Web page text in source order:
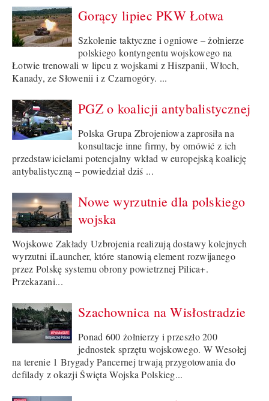
Gorący lipiec PKW Łotwa
Szkolenie taktyczne i ogniowe – żołnierze
polskiego kontyngentu wojskowego na
Łotwie trenowali w lipcu z wojskami z Hiszpanii, Włoch,
Kanady, ze Słowenii i z Czarnogóry. ...
PGZ o koalicji antybalistycznej
Polska Grupa Zbrojeniowa zaprosiła na
konsultacje inne firmy, by omówić z ich
przedstawicielami potencjalny wkład w europejską koalicję
antybalistyczną – powiedział dziś ...
Nowe wyrzutnie dla polskiego
wojska
Wojskowe Zakłady Uzbrojenia realizują dostawy kolejnych
wyrzutni iLauncher, które stanowią element rozwijanego
przez Polskę systemu obrony powietrznej Pilica+.
Przekazani...
Szachownica na Wisłostradzie
Ponad 600 żołnierzy i przeszło 200
jednostek sprzętu wojskowego. W Wesołej
na terenie 1 Brygady Pancernej trwają przygotowania do
defilady z okazji Święta Wojska Polskieg...